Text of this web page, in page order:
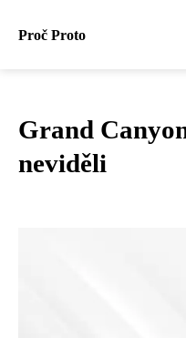
Proč Proto
Grand
neviděli